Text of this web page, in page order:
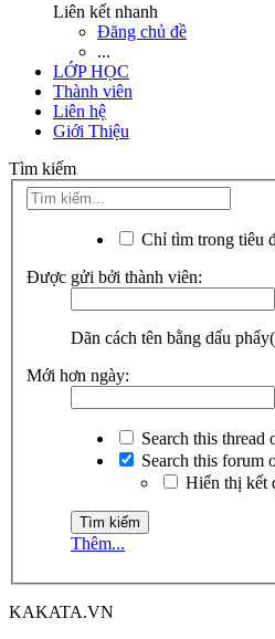
Liên kết nhanh
Đăng chủ đề
...
LỚP HỌC
Thành viên
Liên hệ
Giới Thiệu
Tìm kiếm
Chỉ tìm trong tiêu
Được gửi bởi thành viên:
Dãn cách tên bằng dấu
Mới hơn ngày:
Search this thread
Search this forum
Hiển thị kết
Thêm...
KAKATA.VN